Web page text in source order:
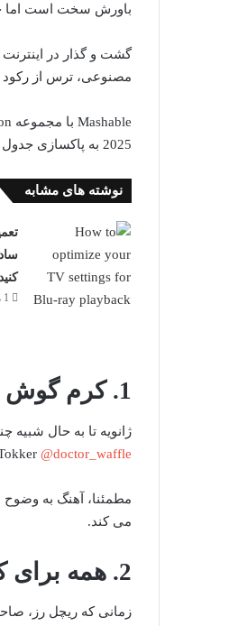
باورش سخت است اما
مصنوعی، ترس از رکود
2025 به پاکسازی جدول زمانی نیاز دارید، ما هشت داستان آنلاین از امسال داریم که این کار را انجام می دهند.
نوشته های مشابه
1 هفته پیش
1. کرم گوش «از اکسولوتل بپرس».
@doctor_waffle
مطمئنا، آهنگ به
می کند.
2. همه برای کافی شاپ Buddies تجمع کردند